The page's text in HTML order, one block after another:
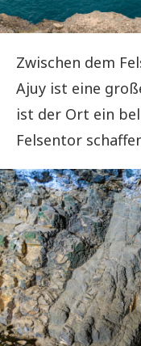
Zwischen dem
Ajuy ist eine
ist der Ort ein
Felsentor